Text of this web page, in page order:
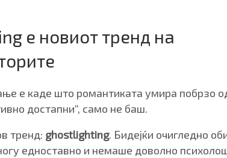
е новиот тренд на
е каде што романтиката умира побрзо
достапни“, само не баш.
тренд: ghostlighting. Бидејќи очигледно
едноставно и немаше доволно